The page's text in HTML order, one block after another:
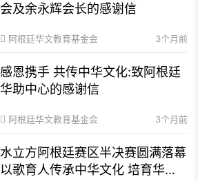
会及余永辉会长的感谢信
阿根廷华文教育基金会 3个月前
感恩携手 共传中华文化:致阿根廷
华助中心的感谢信
阿根廷华文教育基金会 3个月前
水立方阿根廷赛区半决赛圆满落幕
以歌育人传承中华文化 培育华裔